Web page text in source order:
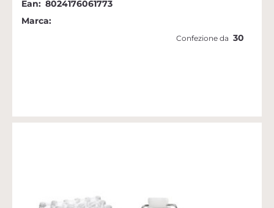
Ean: 8024176061773
Marca:
Confezione da 30